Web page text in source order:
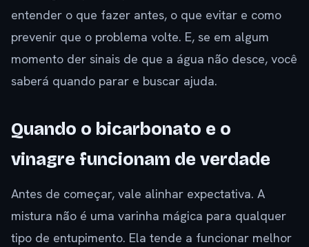
entender o que fazer antes, o que evitar e como
prevenir que o problema volte. E, se em algum
momento der sinais de que a água não desce, você
saberá quando parar e buscar ajuda.
Quando o bicarbonato e o
vinagre funcionam de verdade
Antes de começar, vale alinhar expectativa. A
mistura não é uma varinha mágica para qualquer
tipo de entupimento. Ela tende a funcionar melhor